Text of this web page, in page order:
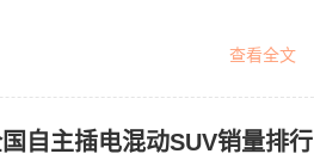
查看全文
自主插电混动SUV销量排行